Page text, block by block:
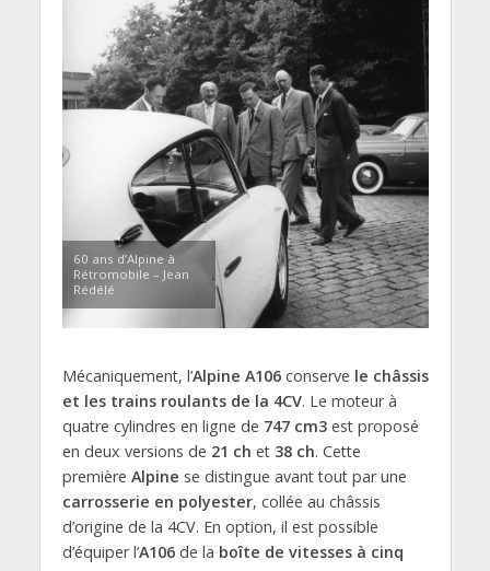
60 ans d’Alpine à
Rétromobile – Jean
Rédélé
Mécaniquement, l’Alpine A106conserve le châssis
et les trains roulants de la 4CV. Le moteur à
quatre cylindres en ligne de 747 cm3est proposé
en deux versions de 21 ch et 38 ch. Cette
première Alpine se distingue avant tout par une
carrosserie en polyester, collée au châssis
d’origine de la 4CV. En option, il est possible
d’équiper l’A106de la boîte de vitesses à cinq